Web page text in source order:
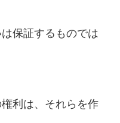
保証するものでは
利は、それらを作